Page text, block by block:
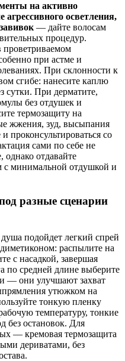
на активно
осветления,
— дайте волосам
процедур.
проветриваемом
при астме и
При склонности к
сгибе: нанесите каплю
сутки. При дерматите,
без отдушек и
термозащиту на
жжения, зуд, высыпания
проконсультироваться со
сами по себе не
однако отдавайте
с минимальной отдушкой и
разные сценарии
подойдет легкий спрей
распылите на
с насадкой, завершая
по средней длине выберите
— они улучшают захват
утюжком на
тонкую пленку
температуру, тонкие
без остановок. Для
— кремовая термозащита
дериватами, без